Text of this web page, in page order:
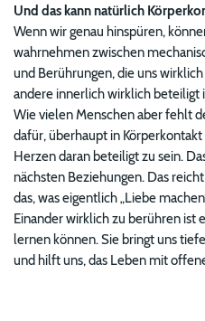
Und das kann natürlich
Wenn wir genau hinspüren,
wahrnehmen zwischen
und Berührungen, die uns
andere innerlich wirklich beteiligt
Wie vielen Menschen aber fehlt
dafür, überhaupt in
Herzen daran beteiligt zu sein.
nächsten Beziehungen. Das
das, was eigentlich „Liebe
Einander wirklich zu berühren ist
lernen können. Sie bringt uns
und hilft uns, das Leben mit